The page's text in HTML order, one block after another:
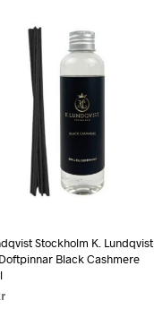
Stockholm K. Lundqvist
Black Cashmere